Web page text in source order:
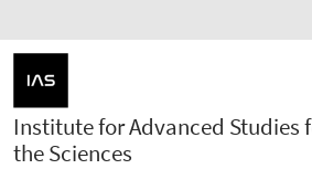
Institute for Advanced Studies
the Sciences